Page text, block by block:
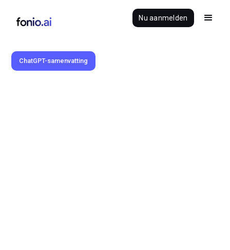
Nu aanmelden
ChatGPT-samenvatting